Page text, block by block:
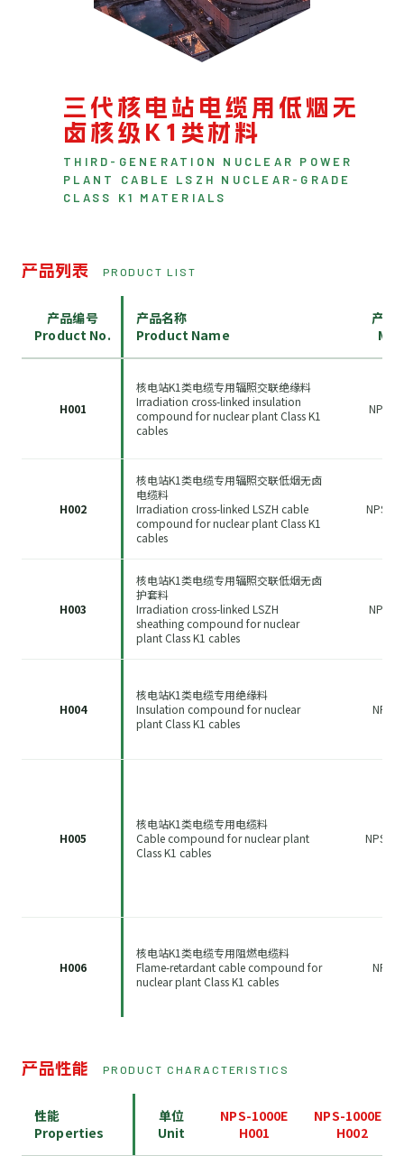
三代核电站电缆用低烟无
卤核级K1类材料
THIRD-GENERATION NUCLEAR POWER
PLANT CABLE LSZH NUCLEAR-GRADE
CLASS K1 MATERIALS
产品列表 PRODUCT LIST
产品编号
Product No.
产品名称
Product Name
产品
H001
核电站K1类电缆专用辐照交联绝缘料
Irradiation cross-linked insulation
compound for nuclear plant Class K1
cables
NPS-
H002
核电站K1类电缆专用辐照交联低烟无卤
电缆料
Irradiation cross-linked LSZH cable
compound for nuclear plant Class K1
cables
NPS-
H003
核电站K1类电缆专用辐照交联低烟无卤
护套料
Irradiation cross-linked LSZH
sheathing compound for nuclear
plant Class K1 cables
NPS-
H004
核电站K1类电缆专用绝缘料
Insulation compound for nuclear
plant Class K1 cables
NPS-
H005
核电站K1类电缆专用电缆料
Cable compound for nuclear plant
Class K1 cables
NPS-
H006
核电站K1类电缆专用阻燃电缆料
Flame-retardant cable compound for
nuclear plant Class K1 cables
NPS-
产品性能 PRODUCT CHARACTERISTICS
性能
Properties
单位
Unit
NPS-1000E
H001
NPS-1000ES
H002